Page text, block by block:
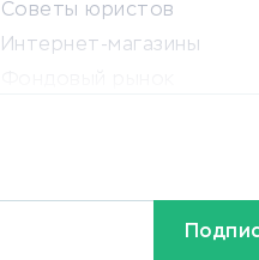
Советы юристов
Интернет-магазины